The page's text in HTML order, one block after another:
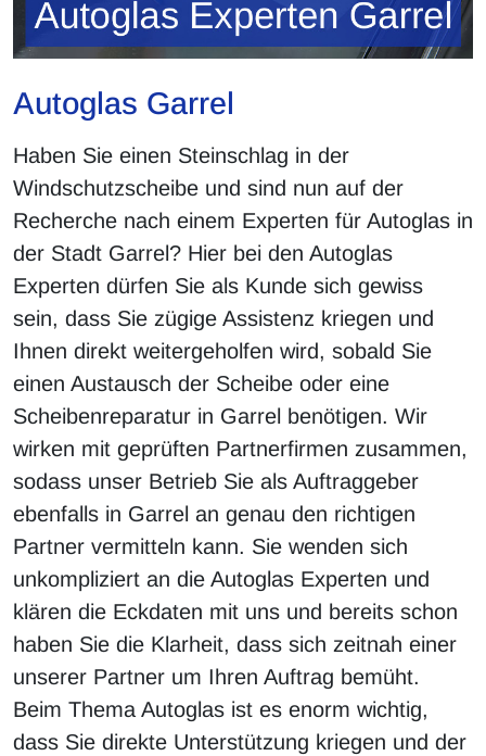
Autoglas Garrel
Haben Sie einen Steinschlag in der
Windschutzscheibe und sind nun auf der
Recherche nach einem Experten für Autoglas in
der Stadt Garrel? Hier bei den Autoglas
Experten dürfen Sie als Kunde sich gewiss
sein, dass Sie zügige Assistenz kriegen und
Ihnen direkt weitergeholfen wird, sobald Sie
einen Austausch der Scheibe oder eine
Scheibenreparatur in Garrel benötigen. Wir
wirken mit geprüften Partnerfirmen zusammen,
sodass unser Betrieb Sie als Auftraggeber
ebenfalls in Garrel an genau den richtigen
Partner vermitteln kann. Sie wenden sich
unkompliziert an die Autoglas Experten und
klären die Eckdaten mit uns und bereits schon
haben Sie die Klarheit, dass sich zeitnah einer
unserer Partner um Ihren Auftrag bemüht.
Beim Thema Autoglas ist es enorm wichtig,
dass Sie direkte Unterstützung kriegen und der